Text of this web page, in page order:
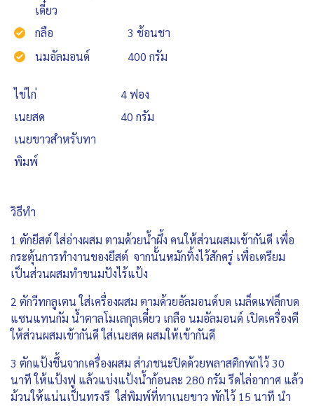
เดี๋ยว
กลือ
3 ช้อนชา
นมอัลมอนด์
400 กรัม
ไข่ไก่
4 ฟอง
เนยสด
40 กรัม
เนยขาวสำหรับทา
พิมพ์
วิธีทำ
1 ตักยีสต์ ใส่อ่างผสม ตามด้วยน้ำผึ้ง คนให้ส่วนผสมเข้ากันดี เพื่อ
กระตุ้นการทำงานของยีสต์ จากนั้นหมักทิ้งไว้สักครู่ เพื่อเตรียม
เป็นส่วนผสมทำขนมปังไร้แป้ง
2 ตักวีทกลูเตน ใส่เครื่องผสม ตามด้วยอัลมอนด์บด เมล็ดแฟล็กบด
แซนแทนกัม น้ำตาลโมเลกุลเดี๋ยว เกลือ นมอัลมอนด์ เปิดเครื่องตี
ให้ส่วนผสมเข้ากันดี ใส่เนยสด ผสมให้เข้ากันดี
3 ตักแป้งขึ้นจากเครื่องผสม ส่าภชนะปิดด้วยพลาสติกพักไว้ 30
นาที ให้แป้งฟู แล้วแบ่งแป้งน้ำก้อนละ 280 กรัม รีดไล่อากาศ แล้ว
ม้วนให้แน่นเป็นทรงรี ใส่พิมพ์ที่ทาเนยขาว พักไว้ 15 นาที นำ